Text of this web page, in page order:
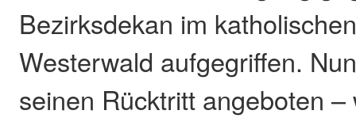
Bezirksdekan im
Westerwald aufgegriffen.
seinen Rücktritt angeboten –